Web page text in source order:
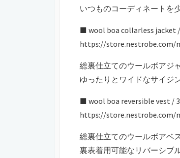
いつものコーディネートを
■ wool boa collarless jacket /
https://store.nestrobe.com/
総裏仕立てのウールボアジ
ゆったりとワイドなサイジ
■ wool boa reversible vest /
https://store.nestrobe.com/
総裏仕立てのウールボアベ
裏表着用可能なリバーシブ